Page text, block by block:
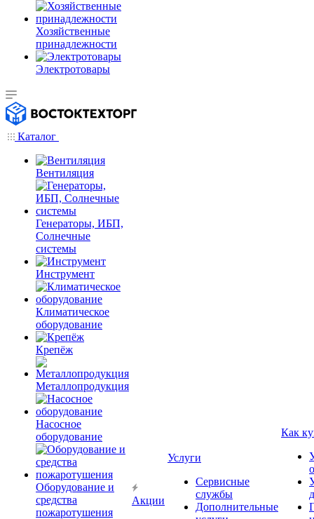
Хозяйственные
принадлежности
Электротовары
Каталог
Вентиляция
Генераторы, ИБП,
Солнечные
системы
Инструмент
Климатическое
оборудование
Крепёж
Металлопродукция
Насосное
оборудование
Оборудование и
средства
пожаротушения
Акции
Услуги
Сервисные
службы
Дополнительные
Как